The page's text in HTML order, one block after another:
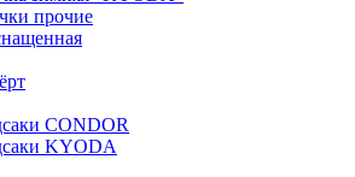
прочие
CONDOR
KYODA